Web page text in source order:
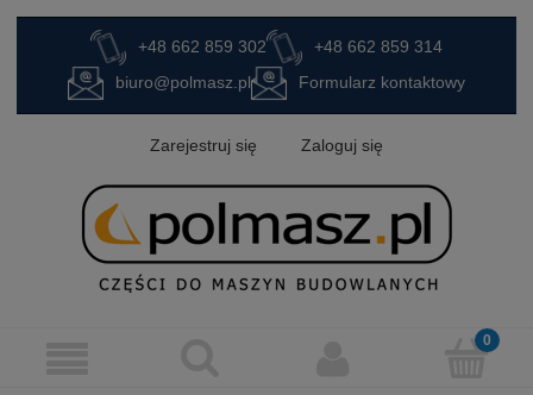
+48 662 859 302
+48 662 859 314
biuro@polmasz.pl
Formularz kontaktowy
Zarejestruj się Zaloguj się